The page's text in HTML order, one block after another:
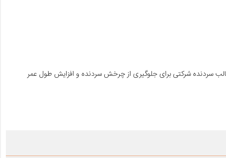
سردنده شرکتی برای جلوگیری از چرخش سردنده و افزایش طول عمر